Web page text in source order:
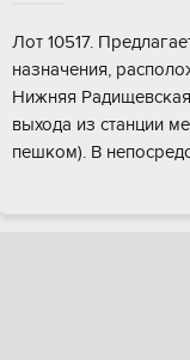
Лот 10517.
назнaчения,
Hижняя
выходa из cтaнции
пешком). В